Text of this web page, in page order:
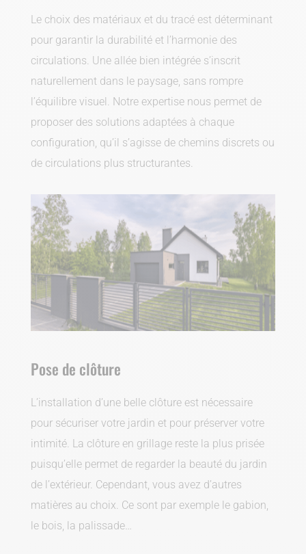
Le choix des matériaux et du tracé est déterminant
pour garantir la durabilité et l’harmonie des
circulations. Une allée bien intégrée s’inscrit
naturellement dans le paysage, sans rompre
l’équilibre visuel. Notre expertise nous permet de
proposer des solutions adaptées à chaque
configuration, qu’il s’agisse de chemins discrets ou
de circulations plus structurantes.
Pose de clôture
L’installation d’une belle clôture est nécessaire
pour sécuriser votre jardin et pour préserver votre
intimité. La clôture en grillage reste la plus prisée
puisqu’elle permet de regarder la beauté du jardin
de l’extérieur. Cependant, vous avez d’autres
matières au choix. Ce sont par exemple le gabion,
le bois, la palissade…